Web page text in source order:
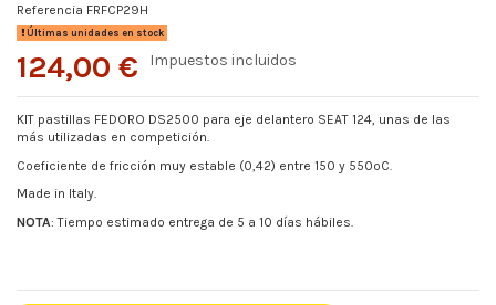
Referencia FRFCP29H
Últimas unidades en stock
124,00 € Impuestos incluidos
KIT pastillas FEDORO DS2500 para eje delantero SEAT 124, unas de las
más utilizadas en competición.
Coeficiente de fricción muy estable (0,42) entre 150 y 550ºC.
Made in Italy.
NOTA: Tiempo estimado entrega de 5 a 10 días hábiles.